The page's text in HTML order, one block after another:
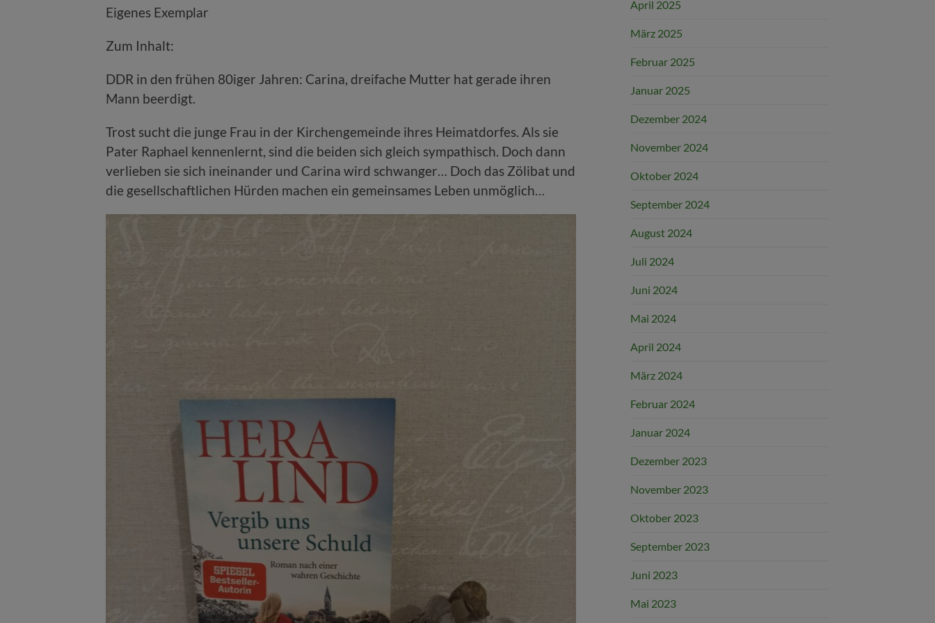
Eigenes Exemplar
Zum Inhalt:
DDR in den frühen 80iger Jahren: Carina, dreifache Mutter hat gerade ihren
Mann beerdigt.
Trost sucht die junge Frau in der Kirchengemeinde ihres Heimatdorfes. Als sie
Pater Raphael kennenlernt, sind die beiden sich gleich sympathisch. Doch dann
verlieben sie sich ineinander und Carina wird schwanger… Doch das Zölibat und
die gesellschaftlichen Hürden machen ein gemeinsames Leben unmöglich…
April 2025
März 2025
Februar 2025
Januar 2025
Dezember 2024
November 2024
Oktober 2024
September 2024
August 2024
Juli 2024
Juni 2024
Mai 2024
April 2024
März 2024
Februar 2024
Januar 2024
Dezember 2023
November 2023
Oktober 2023
September 2023
Juni 2023
Mai 2023